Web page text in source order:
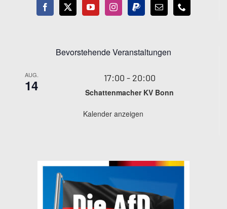
Bevorstehende Veranstaltungen
AUG.
14 17:00 - 20:00
Schattenmacher KV Bonn
Kalender anzeigen